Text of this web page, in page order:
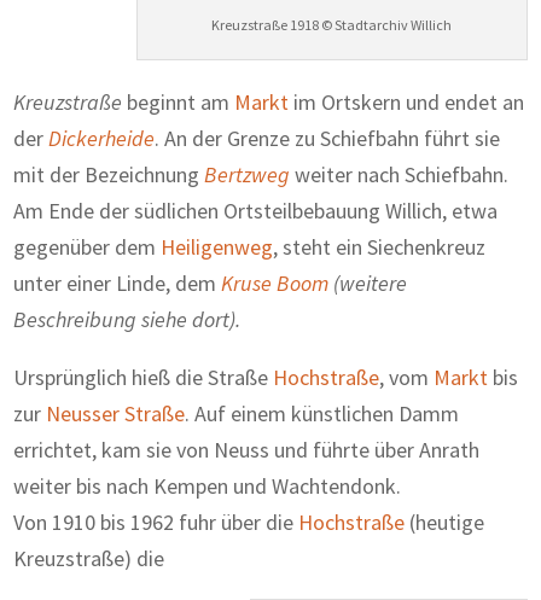
Kreuzstraße 1918 © Stadtarchiv Willich
Kreuzstraße beginnt am Markt im Ortskern und endet an
derDickerheide. An der Grenze zu Schiefbahn führt sie
mit der BezeichnungBertzweg weiter nach Schiefbahn.
Am Ende der südlichen Ortsteilbebauung Willich, etwa
gegenüber dem Heiligenweg, steht ein Siechenkreuz
unter einer Linde, demKruse Boom (weitere
Beschreibung siehe dort).
Ursprünglich hieß die Straße Hochstraße, vom Markt bis
zur Neusser Straße. Auf einem künstlichen Damm
errichtet, kam sie von Neuss und führte über Anrath
weiter bis nach Kempen und Wachtendonk.
Von 1910 bis 1962 fuhr über die Hochstraße (heutige
Kreuzstraße) die